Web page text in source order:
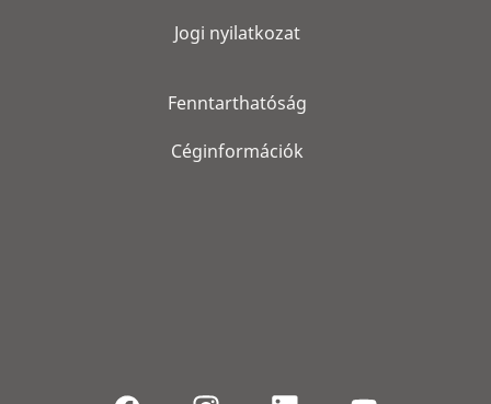
Jogi nyilatkozat
Fenntarthatóság
Céginformációk